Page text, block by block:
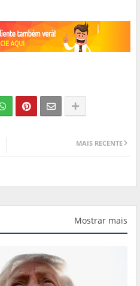
MAIS RECENTE
Mostrar mais